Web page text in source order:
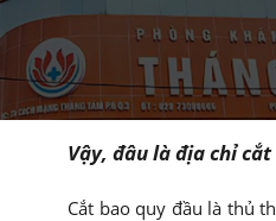
Vậy, đâu là địa chỉ
Cắt bao quy đầu là thủ